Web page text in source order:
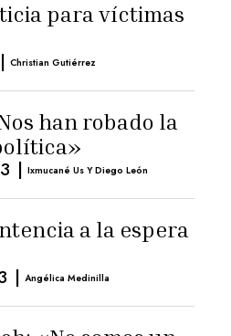
para víctimas
| Christian Gutiérrez
han robado la
| Ixmucané Us Y Diego León
a la espera
| Angélica Medinilla